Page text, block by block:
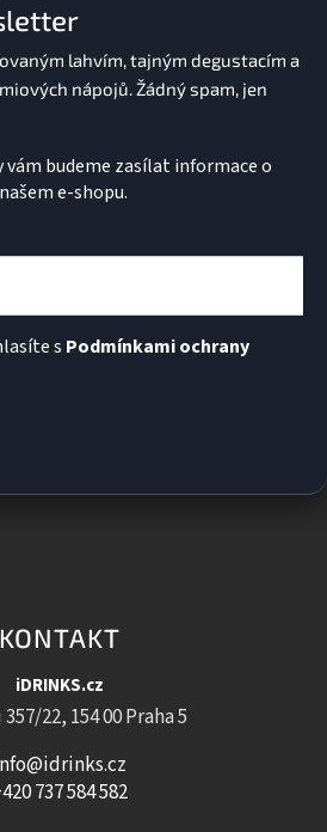
budeme zasílat informace o
e-shopu.
s Podmínkami ochrany
KONTAKT
iDRINKS.cz
22, 154 00 Praha 5
737 584 582